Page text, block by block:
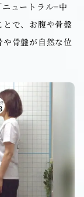
ュートラル=中
で、お腹や骨盤
骨盤が自然な位